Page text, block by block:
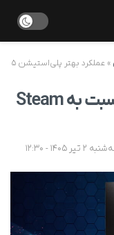
»
عملکرد بهتر پلی‌استیشن ۵
عملکرد بهتر پلی‌استیشن ۵ نسبت به Steam
2 تیر 1405 - 12:30